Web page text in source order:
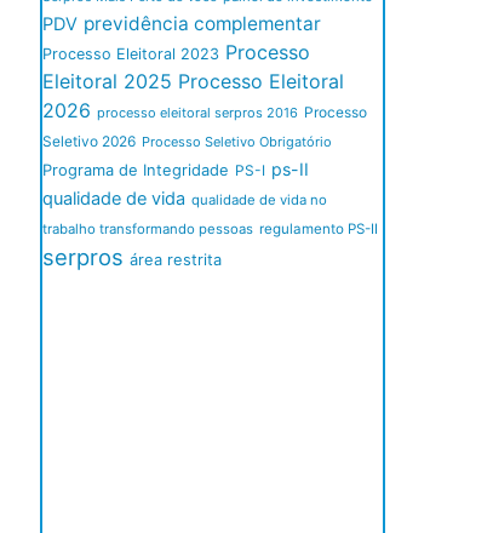
PDV previdência complementar
Processo Eleitoral 2023 Processo
Eleitoral 2025 Processo Eleitoral
2026 processo eleitoral serpros 2016 Processo
Seletivo 2026 Processo Seletivo Obrigatório
Programa de Integridade PS-I ps-II
qualidade de vida qualidade de vida no
trabalho transformando pessoas regulamento PS-II
serpros área restrita